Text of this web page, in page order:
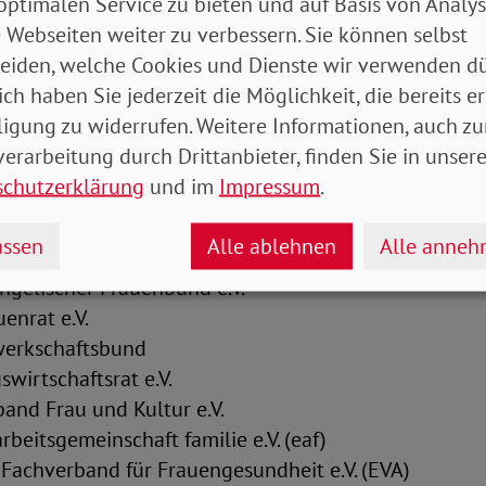
an:
kommunaler Frauenbüros und
e.V.
der Mütterzentren e.V.
Women (BPW) Germany e.V.
Gesellschaft e.V. Selbsthilfe Demenz
und Tarifunion – Bundesfrauenvertretung
Frauenbund e.V.
e.V.
e.V.
Frau und Kultur e.V.
familie e.V. (eaf)
für Frauengesundheit e.V. (EVA)
Webseiten weiter zu verbessern. Sie können selbst
welche Cookies und Dienste wir verwenden
haben Sie jederzeit die Möglichkeit, die bereits
zu widerrufen. Weitere Informationen, auch
durch Drittanbieter, finden Sie in
und im Impressum.
Alle ablehnen Alle